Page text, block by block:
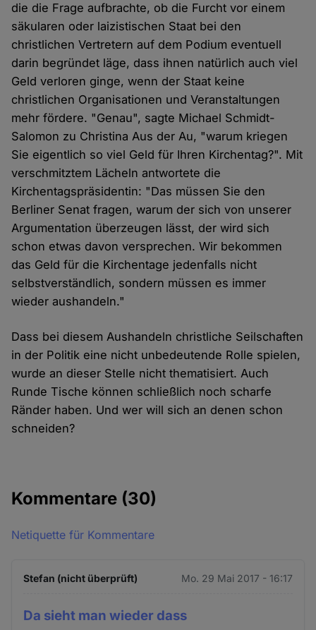
die die Frage aufbrachte, ob die Furcht vor einem
säkularen oder laizistischen Staat bei den
christlichen Vertretern auf dem Podium eventuell
darin begründet läge, dass ihnen natürlich auch viel
Geld verloren ginge, wenn der Staat keine
christlichen Organisationen und Veranstaltungen
mehr fördere. "Genau", sagte Michael Schmidt-
Salomon zu Christina Aus der Au, "warum kriegen
Sie eigentlich so viel Geld für Ihren Kirchentag?". Mit
verschmitztem Lächeln antwortete die
Kirchentagspräsidentin: "Das müssen Sie den
Berliner Senat fragen, warum der sich von unserer
Argumentation überzeugen lässt, der wird sich
schon etwas davon versprechen. Wir bekommen
das Geld für die Kirchentage jedenfalls nicht
selbstverständlich, sondern müssen es immer
wieder aushandeln."
Dass bei diesem Aushandeln christliche Seilschaften
in der Politik eine nicht unbedeutende Rolle spielen,
wurde an dieser Stelle nicht thematisiert. Auch
Runde Tische können schließlich noch scharfe
Ränder haben. Und wer will sich an denen schon
schneiden?
Kommentare (30)
Netiquette für Kommentare
Stefan (nicht überprüft) Mo. 29 Mai 2017 - 16:17
Da sieht man wieder dass